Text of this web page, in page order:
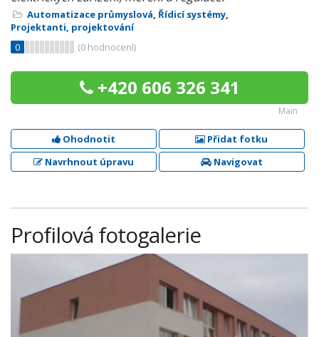
Automatizace průmyslová, Řídicí systémy,
Projektanti, projektování
0
(0 hodnocení)
+420 606 326 341
Main
Ohodnotit
Přidat fotku
Navrhnout úpravu
Navigovat
Profilová fotogalerie